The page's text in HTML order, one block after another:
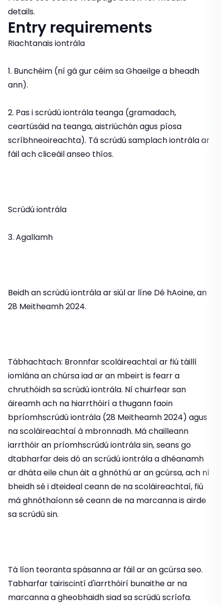
details.
Entry requirements
Riachtanais iontrála
1. Bunchéim (ní gá gur céim sa Ghaeilge a bheadh
ann).
2. Pas i scrúdú iontrála teanga (gramadach,
ceartúsáid na teanga, aistriúchán agus píosa
scríbhneoireachta). Tá scrúdú samplach iontrála ar
fáil ach cliceáil anseo thíos.
Scrúdú iontrála
3. Agallamh
Beidh an scrúdú iontrála ar siúl ar líne Dé hAoine, an
28 Meitheamh 2024.
Tábhachtach: Bronnfar scoláireachtaí ar fiú táillí
iomlána an chúrsa iad ar an mbeirt is fearr a
chruthóidh sa scrúdú iontrála. Ní chuirfear san
áireamh ach na hiarrthóirí a thugann faoin
bpríomhscrúdú iontrála (28 Meitheamh 2024) agus
na scoláireachtaí á mbronnadh. Má chailleann
iarrthóir an príomhscrúdú iontrála sin, seans go
dtabharfar deis dó an scrúdú iontrála a dhéanamh
ar dháta eile chun áit a ghnóthú ar an gcúrsa, ach ní
bheidh sé i dteideal ceann de na scoláireachtaí, fiú
má ghnóthaíonn sé ceann de na marcanna is airde
sa scrúdú sin.
Tá líon teoranta spásanna ar fáil ar an gcúrsa seo.
Tabharfar tairiscintí d'iarrthóirí bunaithe ar na
marcanna a gheobhaidh siad sa scrúdú scríofa.